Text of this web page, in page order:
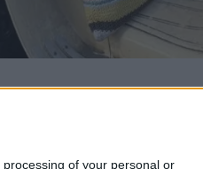
of your personal or